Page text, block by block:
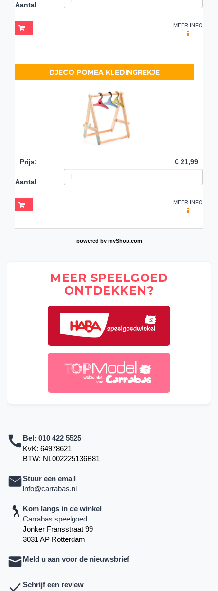
Aantal
MEER INFO
DJECO POMEA KLEDINGREKJE
Prijs: € 21,99
Aantal
MEER INFO
powered by myShop.com
MEER SPEELGOED
ONTDEKKEN?
Bel: 010 422 5525
KvK: 64978621
BTW: NL002225136B81
Stuur een email
info@carrabas.nl
Kom langs in de winkel
Carrabas speelgoed
Jonker Fransstraat 99
3031 AP Rotterdam
Meld u aan voor de nieuwsbrief
Schrijf een review